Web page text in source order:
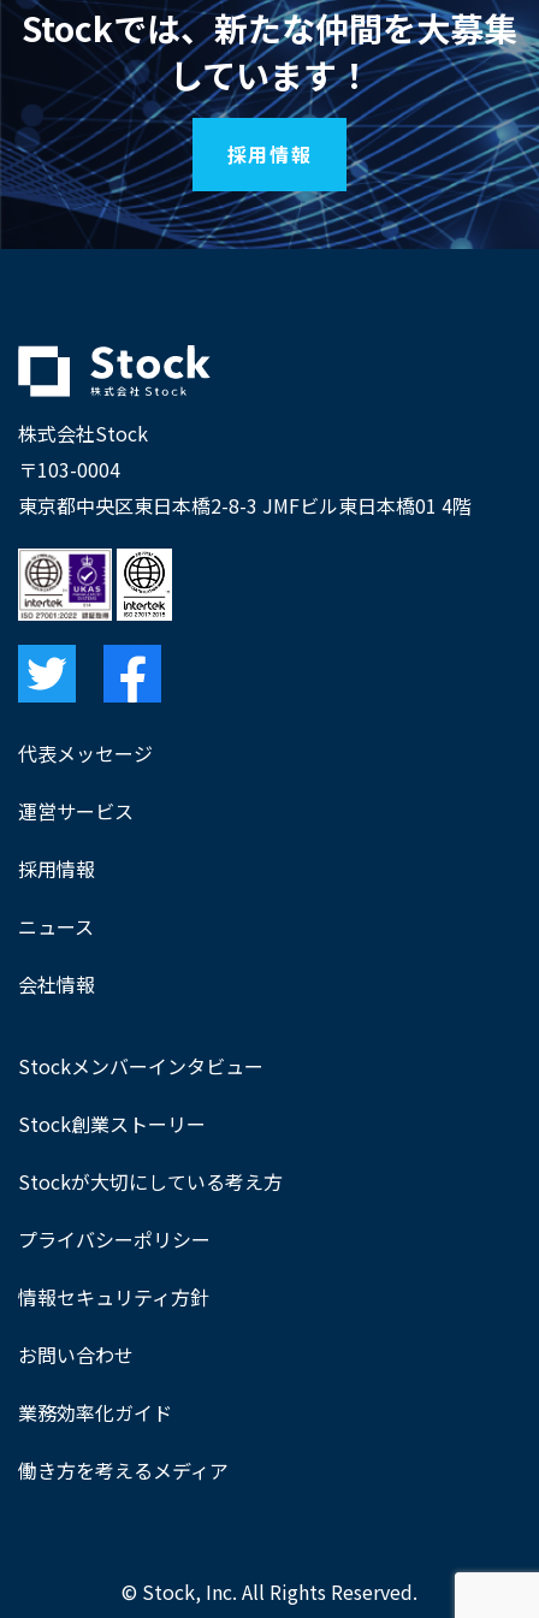
Stockでは、新たな仲間を大募集
しています！
採用情報
株式会社Stock
〒103-0004
東京都中央区東日本橋2-8-3 JMFビル東日本橋01 4階
代表メッセージ
運営サービス
採用情報
ニュース
会社情報
Stockメンバーインタビュー
Stock創業ストーリー
Stockが大切にしている考え方
プライバシーポリシー
情報セキュリティ方針
お問い合わせ
業務効率化ガイド
働き方を考えるメディア
© Stock, Inc. All Rights Reserved.